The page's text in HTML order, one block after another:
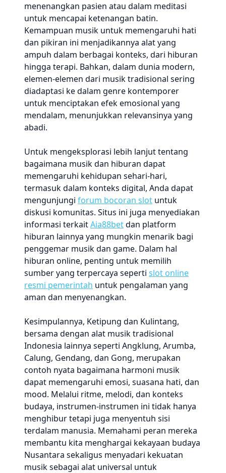
menenangkan pasien atau dalam meditasi
untuk mencapai ketenangan batin.
Kemampuan musik untuk memengaruhi hati
dan pikiran ini menjadikannya alat yang
ampuh dalam berbagai konteks, dari hiburan
hingga terapi. Bahkan, dalam dunia modern,
elemen-elemen dari musik tradisional sering
diadaptasi ke dalam genre kontemporer
untuk menciptakan efek emosional yang
mendalam, menunjukkan relevansinya yang
abadi.
Untuk mengeksplorasi lebih lanjut tentang
bagaimana musik dan hiburan dapat
memengaruhi kehidupan sehari-hari,
termasuk dalam konteks digital, Anda dapat
mengunjungi forum bocoran slot untuk
diskusi komunitas. Situs ini juga menyediakan
informasi terkaitAia88betdan platform
hiburan lainnya yang mungkin menarik bagi
penggemar musik dan game. Dalam hal
hiburan online, penting untuk memilih
sumber yang terpercaya seperti slot online
resmi pemerintah untuk pengalaman yang
aman dan menyenangkan.
Kesimpulannya, Ketipung dan Kulintang,
bersama dengan alat musik tradisional
Indonesia lainnya seperti Angklung, Arumba,
Calung, Gendang, dan Gong, merupakan
contoh nyata bagaimana harmoni musik
dapat memengaruhi emosi, suasana hati, dan
mood. Melalui ritme, melodi, dan konteks
budaya, instrumen-instrumen ini tidak hanya
menghibur tetapi juga menyentuh sisi
terdalam manusia. Memahami peran mereka
membantu kita menghargai kekayaan budaya
Nusantara sekaligus menyadari kekuatan
musik sebagai alat universal untuk